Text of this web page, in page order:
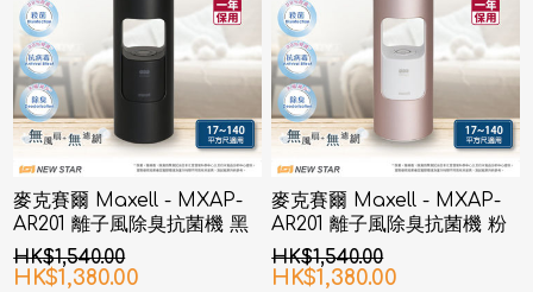
麥克賽爾 Maxell - MXAP-
AR201 離子風除臭抗菌機 黑
色
HK$1,540.00
HK$1,380.00
麥克賽爾 Maxell - MXAP-
AR201 離子風除臭抗菌機 粉
紅色
HK$1,540.00
HK$1,380.00